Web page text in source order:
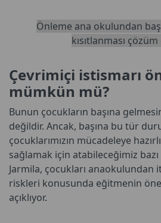
Önleme ana okulundan
kısıtlanması
Çevrimiçi istismarı
mümkün mü?
Bunun çocukların başına
değildir. Ancak, başına bu tür
çocuklarımızın mücadeleye
sağlamak için atabileceğimiz bazı
Jarmila, çocukları anaokulundan
riskleri konusunda eğitmenin
açıklıyor.